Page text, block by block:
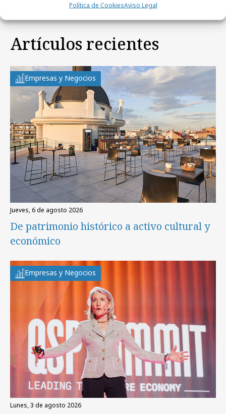
Política de CookiesAviso Legal
Artículos recientes
Empresas y Negocios
jueves, 6 de agosto 2026
De patrimonio histórico a activo cultural y
económico
Empresas y Negocios
lunes, 3 de agosto 2026